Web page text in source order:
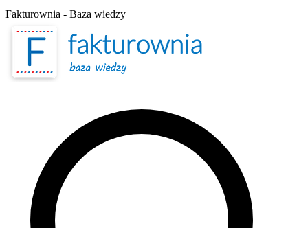
Fakturownia - Baza wiedzy